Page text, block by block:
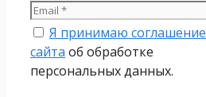
Я принимаю соглашение
сайта об обработке
персональных данных.